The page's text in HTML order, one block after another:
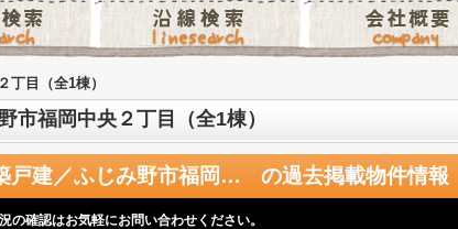
丁目（全1棟）
市福岡中央２丁目（全1棟）
新築戸建／ふじみ野市福岡中央２丁目（全1棟） の過去掲載物件情報
の確認はお気軽にお問い合わせください。